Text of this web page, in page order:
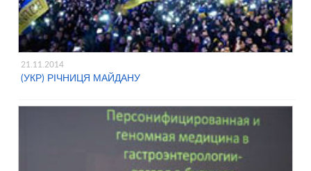
21.11.2014
(УКР) РІЧНИЦЯ МАЙДАНУ